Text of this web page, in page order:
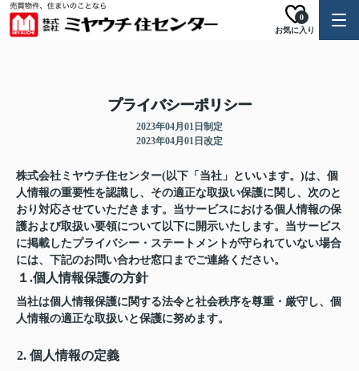
お気に入り
0
プライバシーポリシー
2023年04月01日制定
2023年04月01日改定
株式会社ミヤウチ住センター(以下「当社」といいます。)は、個
人情報の重要性を認識し、その適正な取扱い保護に関し、次のと
おり対応させていただきます。当サービスにおける個人情報の保
護および取扱い要領について以下に開示いたします。当サービス
に掲載したプライバシー・ステートメントが守られていない場合
には、下記のお問い合わせ窓口までご連絡ください。
１.個人情報保護の方針
当社は個人情報保護に関する法令と社会秩序を尊重・厳守し、個
人情報の適正な取扱いと保護に努めます。
2. 個人情報の定義